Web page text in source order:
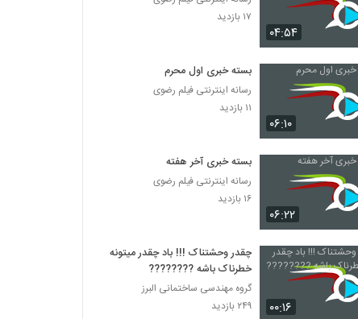
۰۴:۵۴
۱۷ بازدید
۰۶:۱۰
بسته خبری اول محرم
رسانه اینترنتی فیلم رضوی
۱۱ بازدید
۰۶:۲۲
بسته خبری آخر هفته
رسانه اینترنتی فیلم رضوی
۱۶ بازدید
۰۰:۱۶
چقدر وحشتناک !!! باد چقدر میتونه
خطرناک باشه ????​????​
گروه مهندسی ساختمانی البرز
۲۴۹ بازدید